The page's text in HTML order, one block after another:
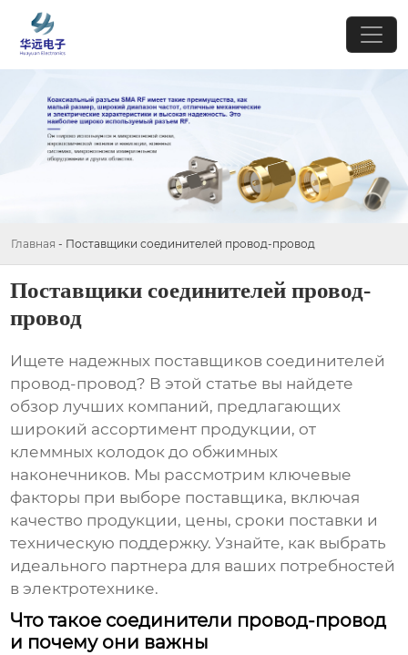
Главная - Поставщики соединителей провод-провод
Поставщики соединителей провод-
провод
Ищете надежных поставщиков соединителей
провод-провод? В этой статье вы найдете
обзор лучших компаний, предлагающих
широкий ассортимент продукции, от
клеммных колодок до обжимных
наконечников. Мы рассмотрим ключевые
факторы при выборе поставщика, включая
качество продукции, цены, сроки поставки и
техническую поддержку. Узнайте, как выбрать
идеального партнера для ваших потребностей
в электротехнике.
Что такое соединители провод-провод
и почему они важны